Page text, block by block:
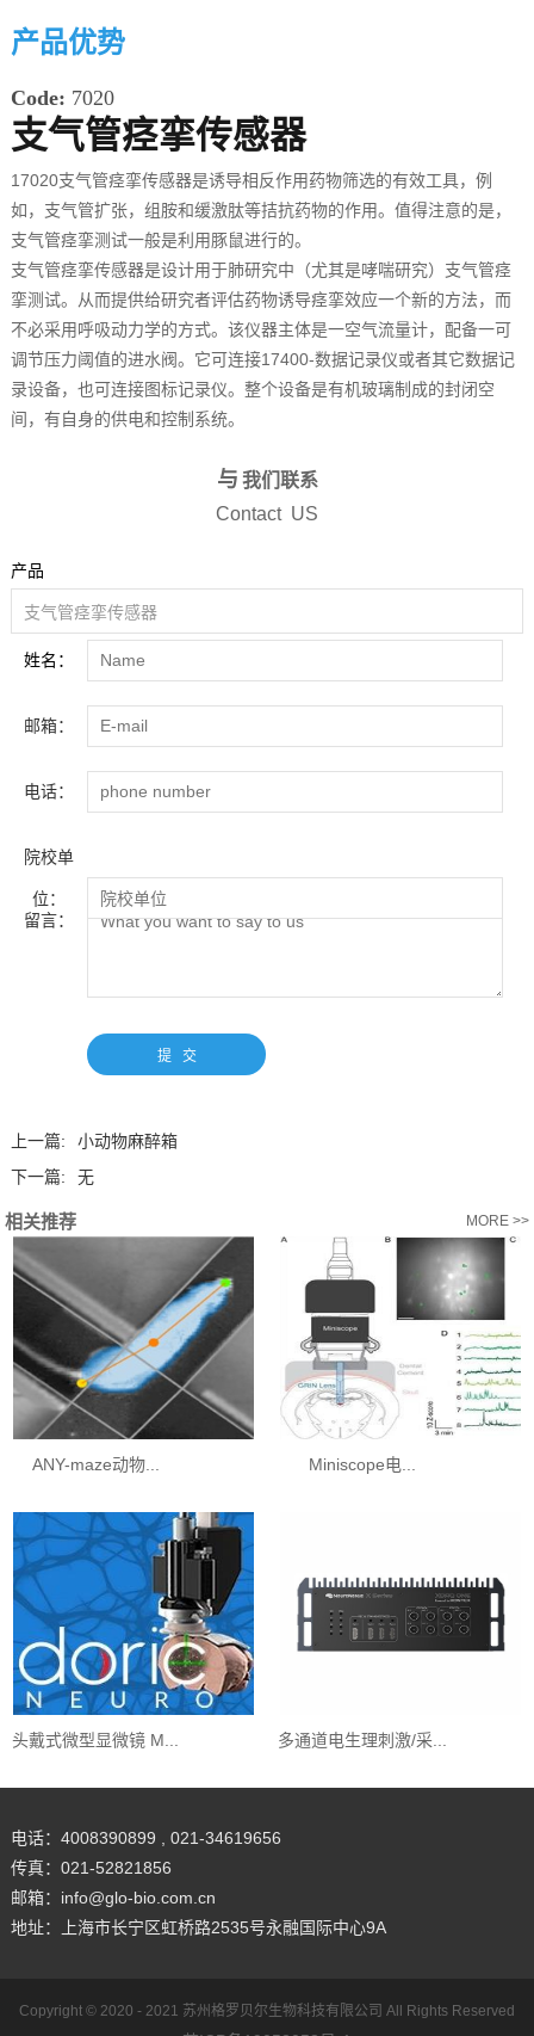
产品优势
Code: 7020
支气管痉挛传感器
17020支气管痉挛传感器是诱导相反作用药物筛选的有效工具，例
如，支气管扩张，组胺和缓激肽等拮抗药物的作用。值得注意的是，
支气管痉挛测试一般是利用豚鼠进行的。
支气管痉挛传感器是设计用于肺研究中（尤其是哮喘研究）支气管痉
挛测试。从而提供给研究者评估药物诱导痉挛效应一个新的方法，而
不必采用呼吸动力学的方式。该仪器主体是一空气流量计，配备一可
调节压力阈值的进水阀。它可连接17400-数据记录仪或者其它数据记
录设备，也可连接图标记录仪。整个设备是有机玻璃制成的封闭空
间，有自身的供电和控制系统。
与 我们联系
Contact US
产品
姓名：
邮箱：
电话：
院校单
位：
留言：
上一篇:
小动物麻醉箱
下一篇:
无
相关推荐 MORE >>
ANY-maze动物... Miniscope电...
头戴式微型显微镜 M... 多通道电生理刺激/采...
电话：4008390899 , 021-34619656
传真：021-52821856
邮箱：info@glo-bio.com.cn
地址：上海市长宁区虹桥路2535号永融国际中心9A
Copyright © 2020 - 2021 苏州格罗贝尔生物科技有限公司 All Rights Reserved